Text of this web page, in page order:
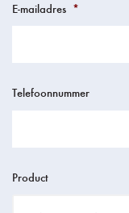
E-mailadres *
Telefoonnummer
Product